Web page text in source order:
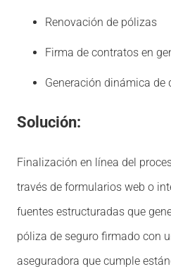
Renovación de pólizas
Firma de contratos en
Generación dinámica de
Solución:
Finalización en línea del
través de formularios web o
fuentes estructuradas que
póliza de seguro firmado con
aseguradora que cumple